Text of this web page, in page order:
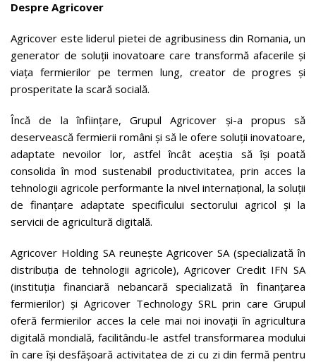
Despre Agricover
Agricover este liderul pietei de agribusiness din Romania, un
generator de soluții inovatoare care transformă afacerile și
viața fermierilor pe termen lung, creator de progres și
prosperitate la scară socială.
Încă de la înfiinţare, Grupul Agricover şi-a propus să
deservească fermierii români şi să le ofere soluţii inovatoare,
adaptate nevoilor lor, astfel încât aceştia să își poată
consolida în mod sustenabil productivitatea, prin acces la
tehnologii agricole performante la nivel internațional, la soluţii
de finanţare adaptate specificului sectorului agricol și la
servicii de agricultură digitală.
Agricover Holding SA reunește Agricover SA (specializată în
distribuția de tehnologii agricole), Agricover Credit IFN SA
(instituția financiară nebancară specializată în finanțarea
fermierilor) și Agricover Technology SRL prin care Grupul
oferă fermierilor acces la cele mai noi inovații în agricultura
digitală mondială, facilitându-le astfel transformarea modului
în care își desfășoară activitatea de zi cu zi din fermă pentru